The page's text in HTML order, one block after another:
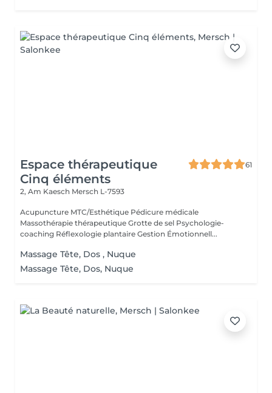
Espace thérapeutique
Cinq éléments
61
2, Am Kaesch Mersch L-7593
Acupuncture MTC/Esthétique Pédicure médicale
Massothérapie thérapeutique Grotte de sel Psychologie-
coaching Réflexologie plantaire Gestion Émotionnell...
Massage Tête, Dos , Nuque
Massage Tête, Dos, Nuque